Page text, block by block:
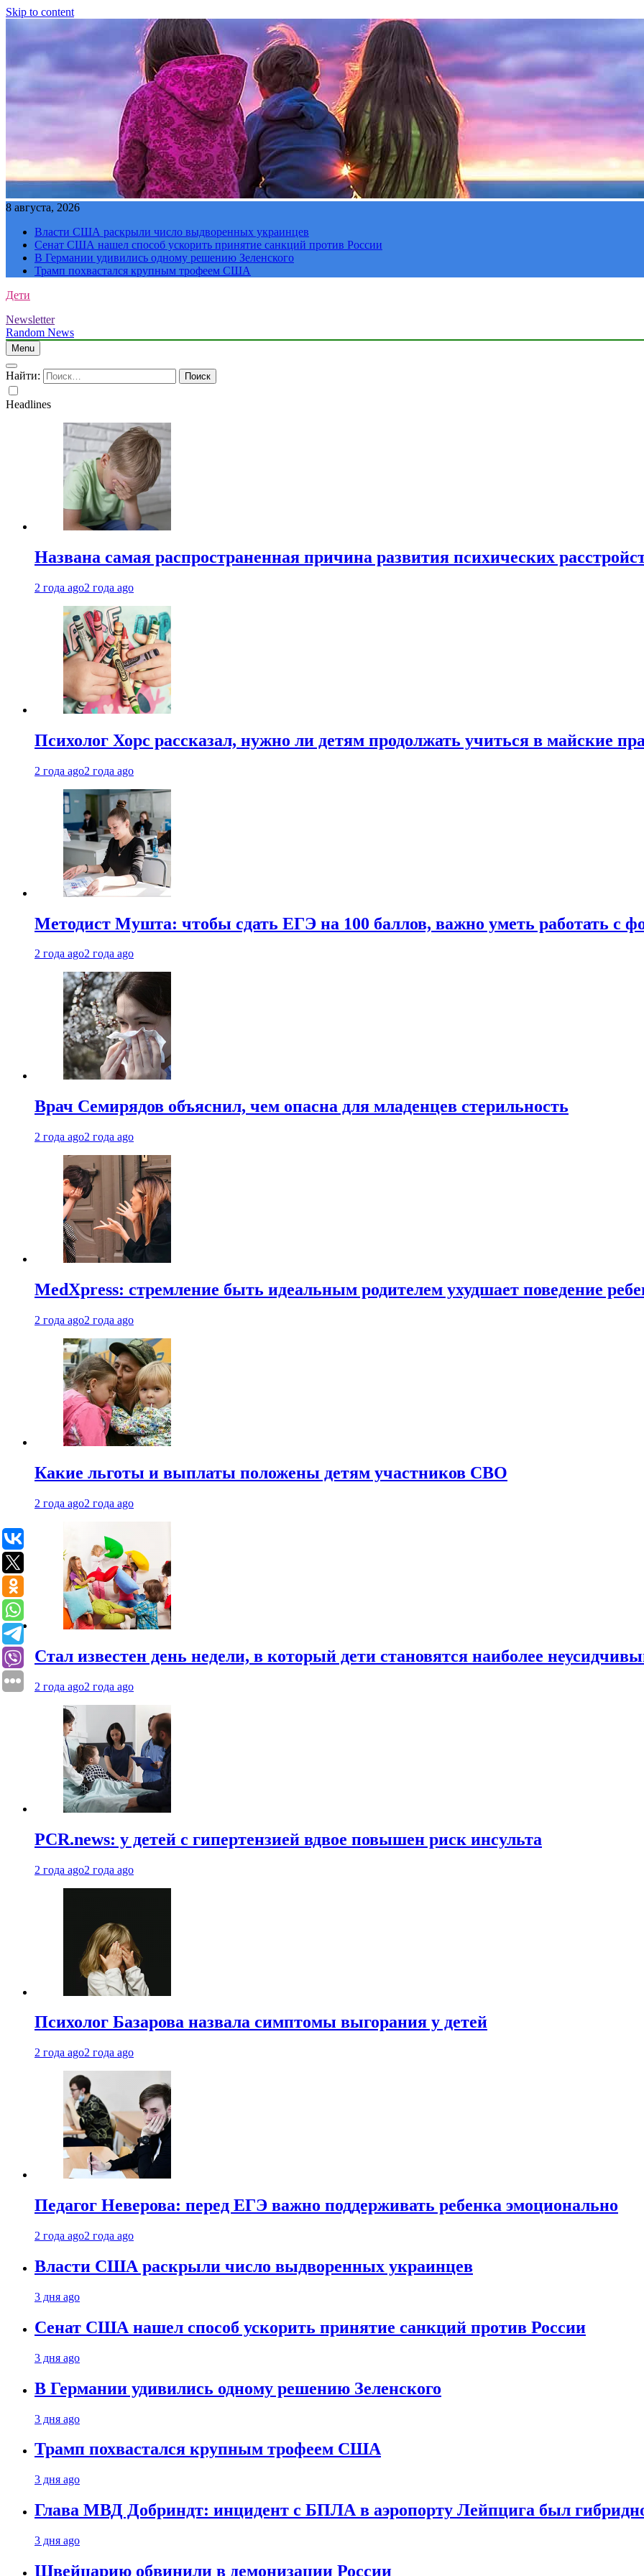
Skip to content
8 августа, 2026
Власти США раскрыли число выдворенных украинцев
Сенат США нашел способ ускорить принятие санкций против России
В Германии удивились одному решению Зеленского
Трамп похвастался крупным трофеем США
Дети
Newsletter
Random News
Menu
Найти:
Headlines
Названа самая распространенная причина развития психических
2 года ago2 года ago
Психолог Хорс рассказал, нужно ли детям продолжать учиться в майские
2 года ago2 года ago
Методист Мушта: чтобы сдать ЕГЭ на 100 баллов, важно уметь работать с
2 года ago2 года ago
Врач Семирядов объяснил, чем опасна для младенцев стерильность
2 года ago2 года ago
MedXpress: стремление быть идеальным родителем ухудшает поведение
2 года ago2 года ago
Какие льготы и выплаты положены детям участников СВО
2 года ago2 года ago
Стал известен день недели, в который дети становятся наиболее
2 года ago2 года ago
PCR.news: у детей с гипертензией вдвое повышен риск инсульта
2 года ago2 года ago
Психолог Базарова назвала симптомы выгорания у детей
2 года ago2 года ago
Педагог Неверова: перед ЕГЭ важно поддерживать ребенка эмоционально
2 года ago2 года ago
Власти США раскрыли число выдворенных украинцев
3 дня ago
Сенат США нашел способ ускорить принятие санкций против России
3 дня ago
В Германии удивились одному решению Зеленского
3 дня ago
Трамп похвастался крупным трофеем США
3 дня ago
Глава МВД Добриндт: инцидент с БПЛА в аэропорту Лейпцига был
3 дня ago
Швейцарию обвинили в демонизации России